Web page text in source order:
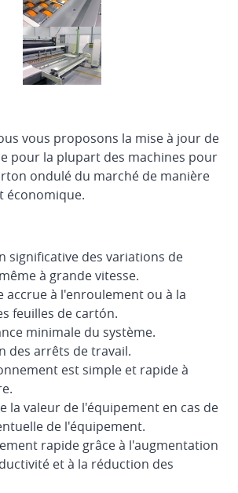
vous proposons la mise à jour de
pour la plupart des machines pour
ondulé du marché de manière
économique.
significative des variations de
à grande vitesse.
accrue à l'enroulement ou à la
feuilles de cartón.
minimale du système.
des arrêts de travail.
est simple et rapide à
la valeur de l'équipement en cas de
de l'équipement.
rapide grâce à l'augmentation
et à la réduction des